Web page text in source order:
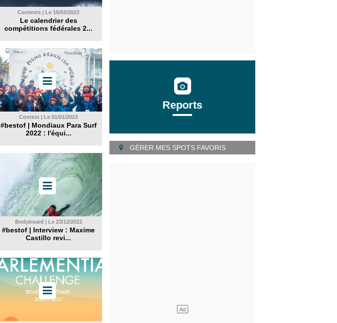
Contests | Le 15/02/2023
Le calendrier des
compétitions fédérales 2...
Contest | Le 01/01/2023
#bestof | Mondiaux Para Surf
2022 : l'équi...
Bodyboard | Le 23/12/2022
#bestof | Interview : Maxime
Castillo revi...
Reports
GÉRER MES SPOTS FAVORIS